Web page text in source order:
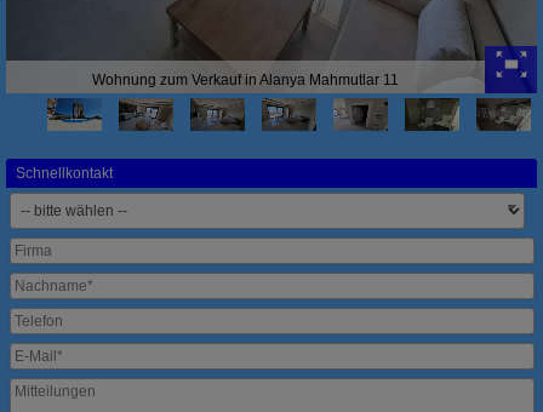
Wohnung zum Verkauf in Alanya Mahmutlar 11
Schnellkontakt